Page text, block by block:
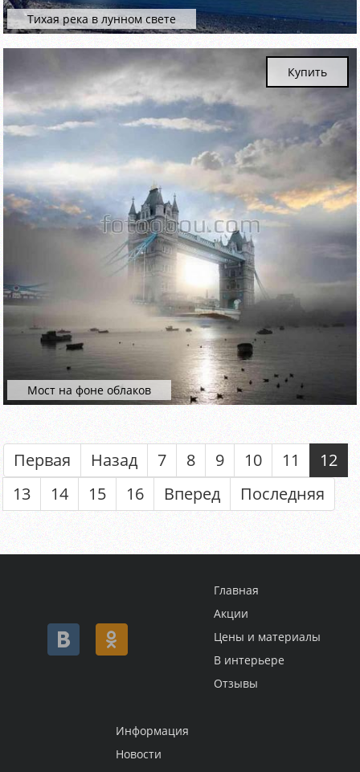
Тихая река в лунном свете
Мост на фоне облаков
Купить
Первая Назад 7 8 9 10 11
12
13
14 15 16 Вперед Последняя
Главная
Акции
Цены и материалы
В интерьере
Отзывы
Информация
Новости